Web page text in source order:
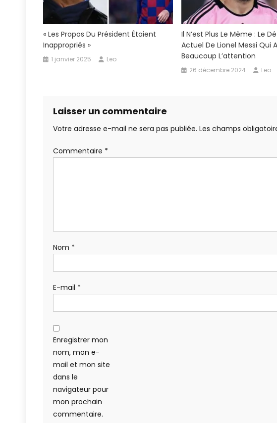
« Les Propos Du Président Étaient
Inappropriés »
1 janvier 2025 Leo
Il N’est Plus Le Même : Le
Actuel De Lionel Messi Qui
Beaucoup L’attention
26 décembre 2024 Leo
Laisser un commentaire
Votre adresse e-mail ne sera pas publiée. Les champs
Commentaire *
Nom *
E-mail *
Enregistrer mon
nom, mon e-
mail et mon site
dans le
navigateur pour
mon prochain
commentaire.